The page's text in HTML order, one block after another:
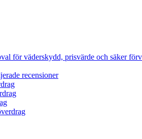
för väderskydd, prisvärde och säker
recensioner